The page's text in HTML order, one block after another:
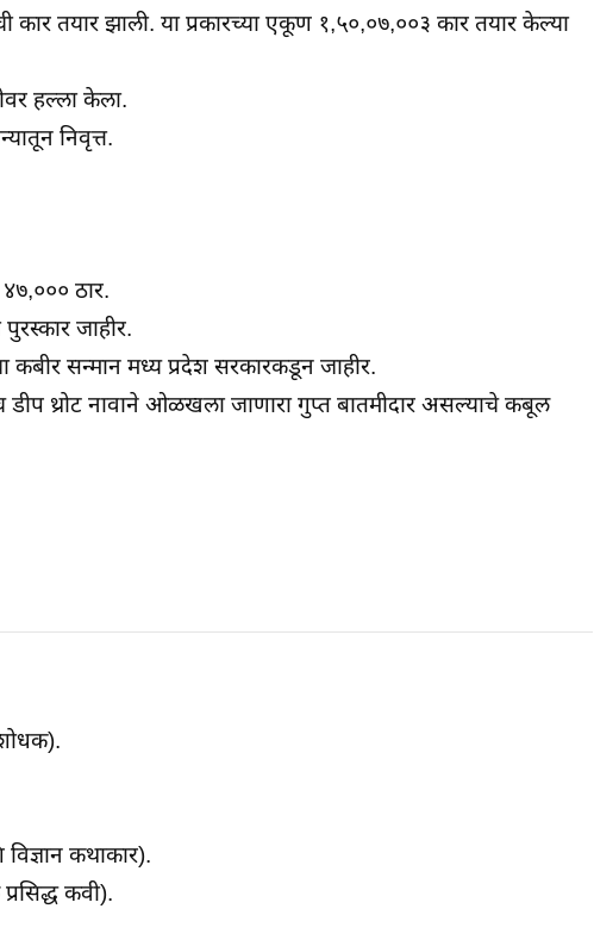
कार तयार झाली. या प्रकारच्या एकूण १,५०,०७,००३ कार तयार केल्या
हल्ला केला.
निवृत्त.
ठार.
जाहीर.
कबीर सन्मान मध्य प्रदेश सरकारकडून जाहीर.
थ्रोट नावाने ओळखला जाणारा गुप्त बातमीदार असल्याचे कबूल
कथाकार).
कवी).